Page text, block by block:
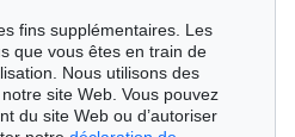
fins supplémentaires. Les
que vous êtes en train de
Nous utilisons des
site Web. Vous pouvez
du site Web ou d’autoriser